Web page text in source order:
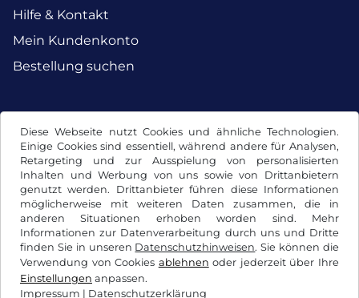
Diese Webseite nutzt Cookies und ähnliche Technologien.
Einige Cookies sind essentiell, während andere für Analysen,
Retargeting und zur Ausspielung von personalisierten
Inhalten und Werbung von uns sowie von Drittanbietern
genutzt werden. Drittanbieter führen diese Informationen
möglicherweise mit weiteren Daten zusammen, die in
anderen Situationen erhoben worden sind. Mehr
Informationen zur Datenverarbeitung durch uns und Dritte
finden Sie in unseren Datenschutzhinweisen. Sie können die
Verwendung von Cookies ablehnen oder jederzeit über Ihre
Einstellungen anpassen.
Impressum | Datenschutzerklärung
Hilfe & Kontakt
Mein Kundenkonto
Bestellung suchen
Facebook Instagram